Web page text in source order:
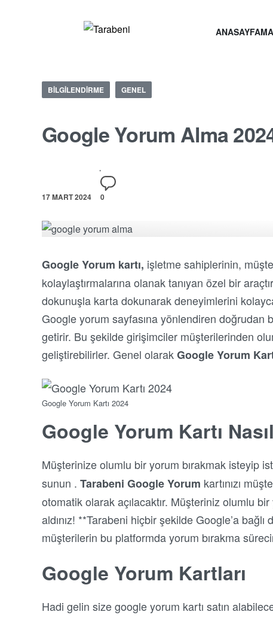
ANASAYFA
BILGILENDIRME GENEL
Google Yorum Alma
17 MART 2024 0
Google Yorum kartı, işletme sahiplerinin,
kolaylaştırmalarına olanak tanıyan özel bir
dokunuşla karta dokunarak deneyimlerini
Google yorum sayfasına yönlendiren doğrudan
getirir. Bu şekilde girişimciler müşterilerinden
geliştirebilirler. Genel olarakGoogle Yorum
Google Yorum Kartı 2024
Google Yorum Kartı
Müşterinize olumlu bir yorum bırakmak isteyip
sunun . Tarabeni Google Yorum kartınızı
otomatik olarak açılacaktır. Müşteriniz olumlu
aldınız! **Tarabeni hiçbir şekilde Google’a bağlı
müşterilerin bu platformda yorum bırakma
Google Yorum Kartları
Hadi gelin size google yorum kartı satın